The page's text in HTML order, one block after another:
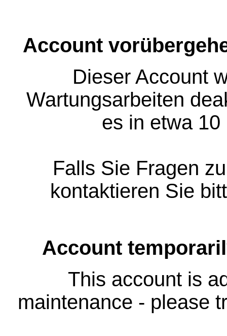
Account
Dieser Account
Wartungsarbeiten
es in etwa
Falls Sie Fragen
kontaktieren Sie
Account
This account is
maintenance - please